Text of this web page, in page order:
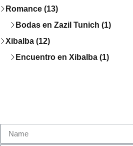
Romance (13)
Bodas en Zazil Tunich (1)
Xibalba (12)
Encuentro en Xibalba (1)